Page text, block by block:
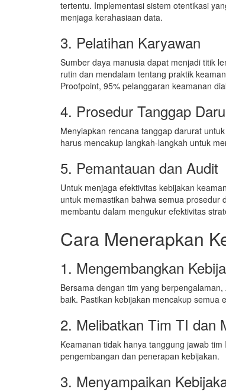
tertentu. Implementasi sistem otentikasi
menjaga kerahasiaan data.
3. Pelatihan Karyawan
Sumber daya manusia dapat menjadi titik
rutin dan mendalam tentang praktik
Proofpoint, 95% pelanggaran keamanan
4. Prosedur Tanggap
Menyiapkan rencana tanggap darurat
harus mencakup langkah-langkah untuk
5. Pemantauan dan Audit
Untuk menjaga efektivitas kebijakan
untuk memastikan bahwa semua prosedur
membantu dalam mengukur efektivitas
Cara Menerapkan
1. Mengembangkan
Bersama dengan tim yang
baik. Pastikan kebijakan mencakup semua
2. Melibatkan Tim TI dan
Keamanan tidak hanya tanggung jawab
pengembangan dan penerapan kebijakan.
3. Menyampaikan